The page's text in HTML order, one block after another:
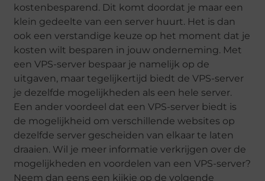
kostenbesparend. Dit komt doordat je maar een
klein gedeelte van een server huurt. Het is dan
ook een verstandige keuze op het moment dat je
kosten wilt besparen in jouw onderneming. Met
een VPS-server bespaar je namelijk op de
uitgaven, maar tegelijkertijd biedt de VPS-server
je dezelfde mogelijkheden als een hele server.
Een ander voordeel dat een VPS-server biedt is
de mogelijkheid om verschillende websites op
dezelfde server gescheiden van elkaar te laten
draaien. Wil je meer informatie verkrijgen over de
mogelijkheden en voordelen van een VPS-server?
Neem dan eens een kijkje op de volgende